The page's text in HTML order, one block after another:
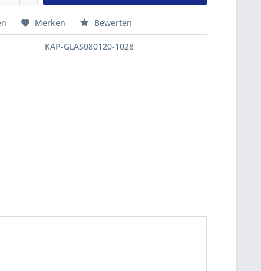
Merken Bewerten
KAP-GLAS080120-1028